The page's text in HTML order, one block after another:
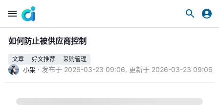
如何防止被供应商控制
文章 好文推荐 采购管理
小采 · 发布于 2026-03-23 09:06, 更新于 2026-03-23 09:06